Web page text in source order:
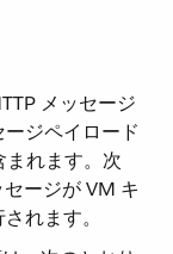
メッセージ
ジペイロード
まれます。次
ージが VM キ
れます。